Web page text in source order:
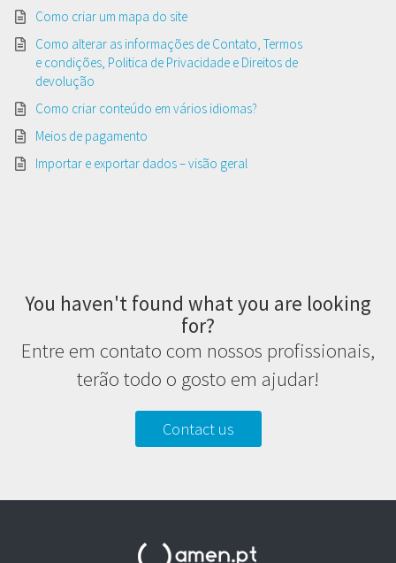
Como criar um mapa do site
Como alterar as informações de Contato, Termos
e condições, Politica de Privacidade e Direitos de
devolução
Como criar conteúdo em vários idiomas?
Meios de pagamento
Importar e exportar dados – visão geral
You haven't found what you are looking
for?
Entre em contato com nossos profissionais,
terão todo o gosto em ajudar!
Contact us